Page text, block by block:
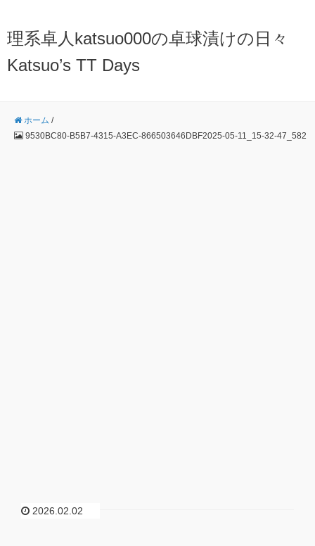
理系卓人katsuo000の卓球漬けの日々
Katsuo’s TT Days
ホーム /
9530BC80-B5B7-4315-A3EC-866503646DBF2025-05-11_15-32-47_582
2026.02.02